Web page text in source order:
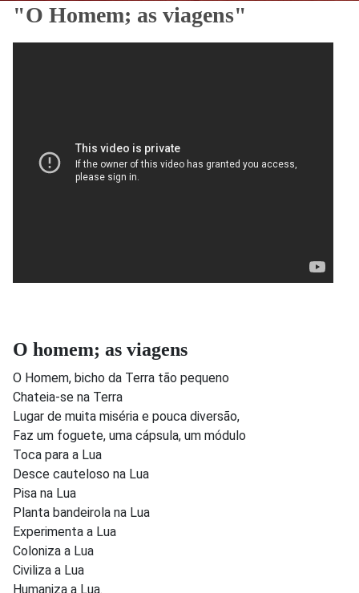
"O Homem; as viagens"
O homem; as viagens
O Homem, bicho da Terra tão pequeno
Chateia-se na Terra
Lugar de muita miséria e pouca diversão,
Faz um foguete, uma cápsula, um módulo
Toca para a Lua
Desce cauteloso na Lua
Pisa na Lua
Planta bandeirola na Lua
Experimenta a Lua
Coloniza a Lua
Civiliza a Lua
Humaniza a Lua.